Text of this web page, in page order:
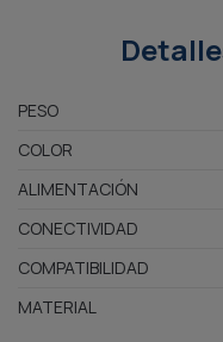
PESO
COLOR
ALIMENTACIÓN
CONECTIVIDAD
COMPATIBILIDAD
MATERIAL